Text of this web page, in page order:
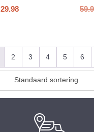
29.98
2 3 4 5 6
Standaard sortering